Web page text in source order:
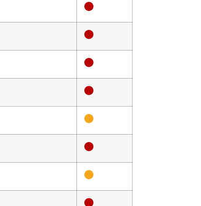
Bad
Bad
Bad
Bad
Medium
Bad
Medium
Bad